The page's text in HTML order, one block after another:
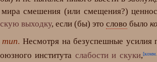
мира смешения (или смещения?)
выходку, если (бы) этослово было
тип. Несмотря на безуспешные
института слабости и скуки,